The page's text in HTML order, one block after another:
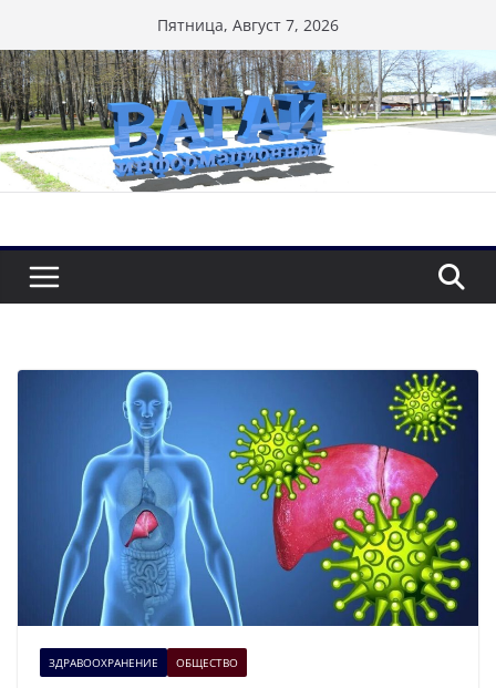
к
содержимому
Пятница, Август 7, 2026
ЗДРАВООХРАНЕНИЕ ОБЩЕСТВО